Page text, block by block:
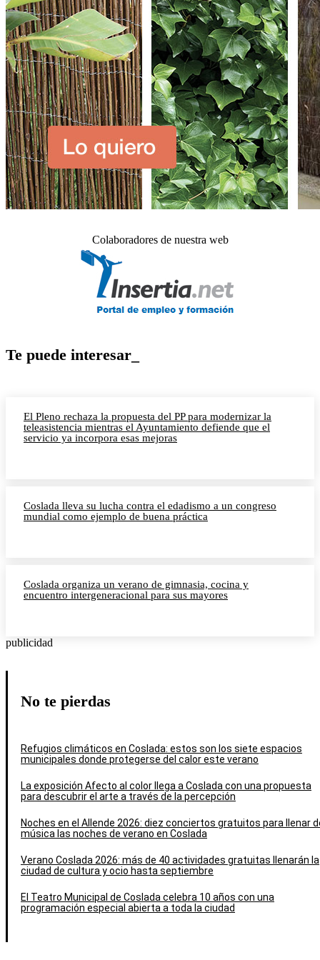
Colaboradores de nuestra web
Te puede interesar_
El Pleno rechaza la propuesta del PP para modernizar la
teleasistencia mientras el Ayuntamiento defiende que el
servicio ya incorpora esas mejoras
Coslada lleva su lucha contra el edadismo a un congreso
mundial como ejemplo de buena práctica
Coslada organiza un verano de gimnasia, cocina y
encuentro intergeneracional para sus mayores
publicidad
No te pierdas
Refugios climáticos en Coslada: estos son los siete espacios
municipales donde protegerse del calor este verano
La exposición Afecto al color llega a Coslada con una propuesta
para descubrir el arte a través de la percepción
Noches en el Allende 2026: diez conciertos gratuitos para llenar
música las noches de verano en Coslada
Verano Coslada 2026: más de 40 actividades gratuitas llenarán la
ciudad de cultura y ocio hasta septiembre
El Teatro Municipal de Coslada celebra 10 años con una
programación especial abierta a toda la ciudad